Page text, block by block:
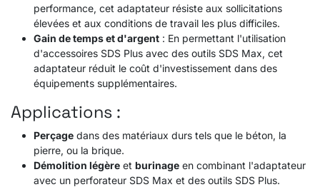
performance, cet adaptateur résiste aux sollicitations
élevées et aux conditions de travail les plus difficiles.
Gain de temps et d'argent : En permettant l'utilisation
d'accessoires SDS Plus avec des outils SDS Max, cet
adaptateur réduit le coût d'investissement dans des
équipements supplémentaires.
Applications :
Perçage dans des matériaux durs tels que le béton, la
pierre, ou la brique.
Démolition légère et burinage en combinant l'adaptateur
avec un perforateur SDS Max et des outils SDS Plus.